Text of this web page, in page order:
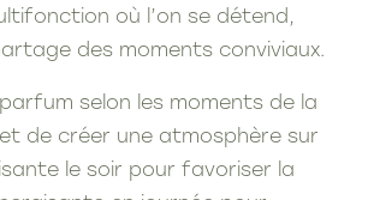
où l’on se détend,
des moments conviviaux.
selon les moments de la
de créer une atmosphère sur
le soir pour favoriser la